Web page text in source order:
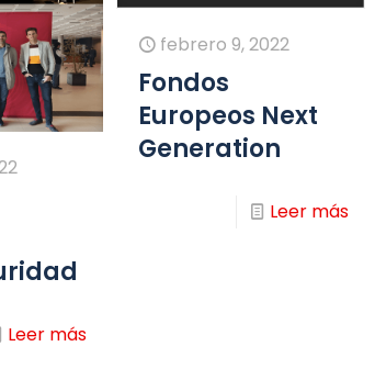
Leer más
febrero 9, 2022
Fondos
Europeos Next
Generation
Leer más